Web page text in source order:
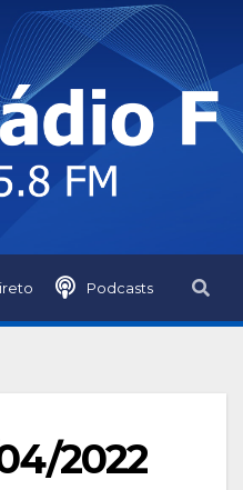
Podcasts
2022